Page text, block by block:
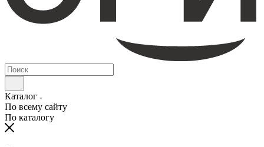
Каталог
По всему сайту
По каталогу